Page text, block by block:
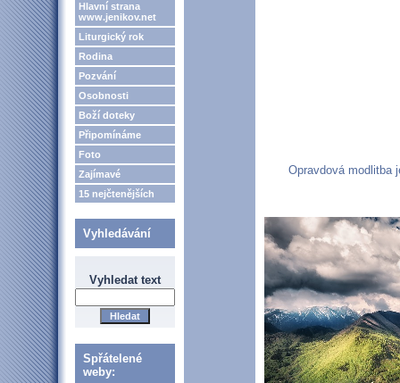
Hlavní strana
www.jenikov.net
Liturgický rok
Rodina
Pozvání
Osobnosti
Boží doteky
Připomínáme
Foto
Zajímavé
15 nejčtenějších
Vyhledávání
Vyhledat text
Spřátelené
weby:
Opravdová modlitba